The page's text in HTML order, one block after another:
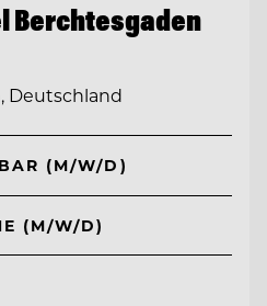
Berchtesgaden
Deutschland
(M/W/D)
(M/W/D)